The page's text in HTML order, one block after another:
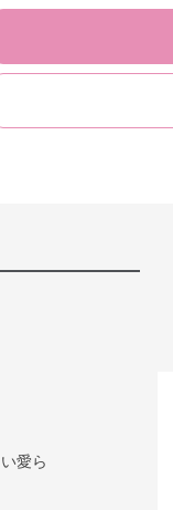
愛ら